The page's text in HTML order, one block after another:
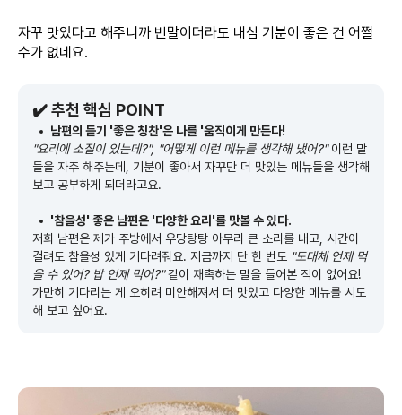
자꾸 맛있다고 해주니까 빈말이더라도 내심 기분이 좋은 건 어쩔
수가 없네요.
✔️ 추천 핵심 POINT
남편의 듣기 '좋은 칭찬'은 나를 '움직이게 만든다!
"요리에 소질이 있는데?", "어떻게 이런 메뉴를 생각해 냈어?"이런 말
들을 자주 해주는데, 기분이 좋아서 자꾸만 더 맛있는 메뉴들을 생각해
보고 공부하게 되더라고요.
'참을성' 좋은 남편은 '다양한 요리'를 맛볼 수 있다.
저희 남편은 제가 주방에서 우당탕탕 아무리 큰 소리를 내고, 시간이
걸려도 참을성 있게 기다려줘요. 지금까지 단 한 번도 "도대체 언제 먹
을 수 있어? 밥 언제 먹어?"같이 재촉하는 말을 들어본 적이 없어요!
가만히 기다리는 게 오히려 미안해져서 더 맛있고 다양한 메뉴를 시도
해 보고 싶어요.